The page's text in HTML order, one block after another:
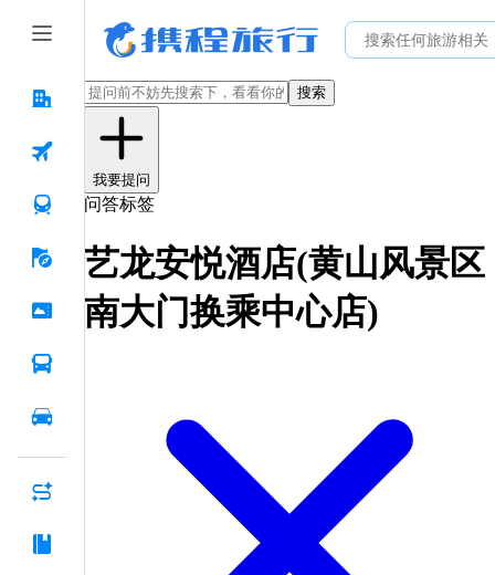
搜索
我要提问
问答标签
艺龙安悦酒店(黄山风景区
南大门换乘中心店)